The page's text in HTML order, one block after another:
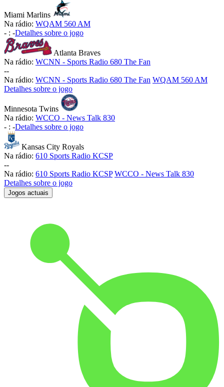
Miami Marlins
Na rádio: WQAM 560 AM
- : -Detalhes sobre o jogo
Atlanta Braves
Na rádio: WCNN - Sports Radio 680 The Fan
--
Na rádio: WCNN - Sports Radio 680 The Fan WQAM 560 AM
Detalhes sobre o jogo
Minnesota Twins
Na rádio: WCCO - News Talk 830
- : -Detalhes sobre o jogo
Kansas City Royals
Na rádio: 610 Sports Radio KCSP
--
Na rádio: 610 Sports Radio KCSP WCCO - News Talk 830
Detalhes sobre o jogo
Jogos actuais